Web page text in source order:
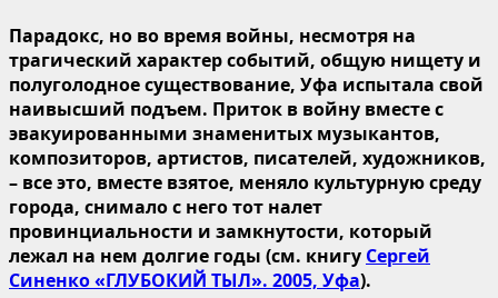
Парадокс, но во время войны, несмотря на
трагический характер событий, общую нищету и
полуголодное существование, Уфа испытала свой
наивысший подъем. Приток в войну вместе с
эвакуированными знаменитых музыкантов,
композиторов, артистов, писателей, художников,
– все это, вместе взятое, меняло культурную среду
города, снимало с него тот налет
провинциальности и замкнутости, который
лежал на нем долгие годы (см. книгу Сергей
Синенко «ГЛУБОКИЙ ТЫЛ». 2005, Уфа).